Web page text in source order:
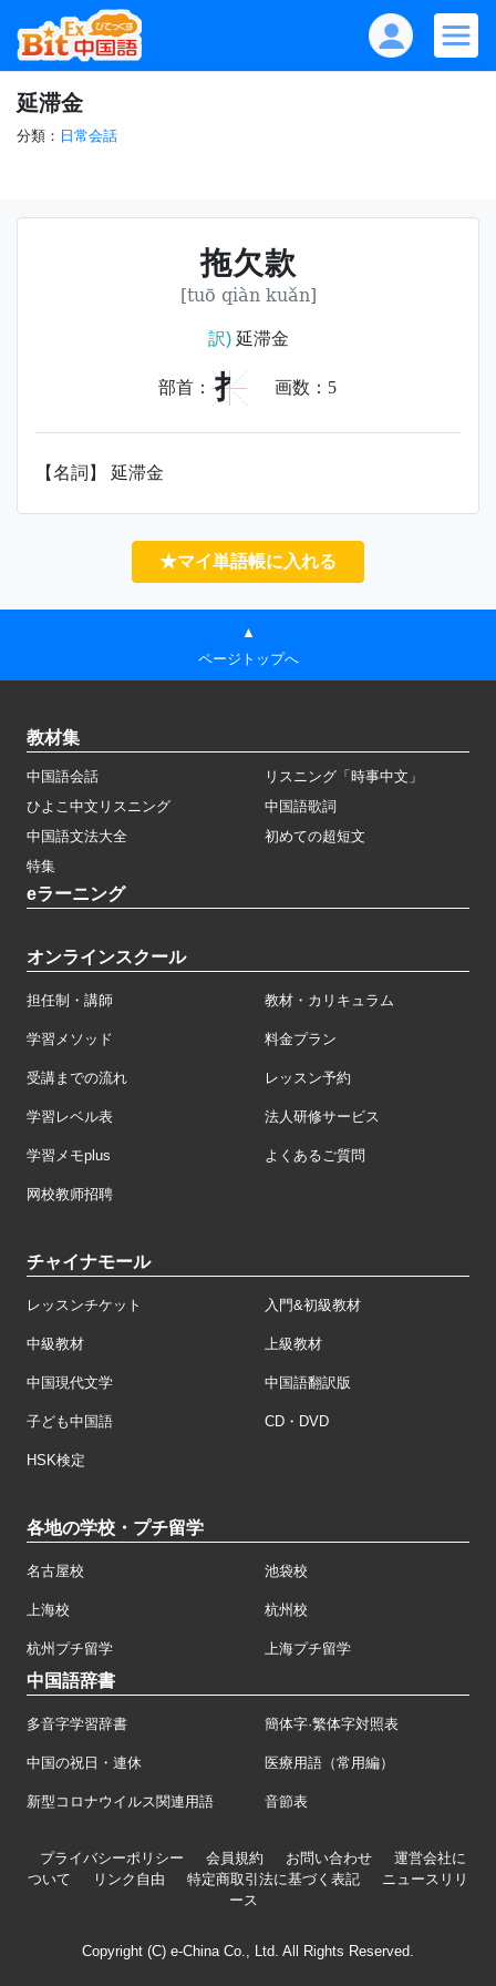
延滞金
分類： 日常会話
拖欠款
[tuō qiàn kuǎn]
訳)延滞金
部首： 扌 画数： 5
【名詞】 延滞金
★マイ単語帳に入れる
▲
ページトップへ
教材集
中国語会話
リスニング「時事中文」
ひよこ中文リスニング
中国語歌詞
中国語文法大全
初めての超短文
特集
eラーニング
オンラインスクール
担任制・講師 教材・カリキュラム
学習メソッド 料金プラン
受講までの流れ レッスン予約
学習レベル表 法人研修サービス
学習メモplus よくあるご質問
网校教师招聘
チャイナモール
レッスンチケット 入門&初級教材
中級教材 上級教材
中国現代文学 中国語翻訳版
子ども中国語 CD・DVD
HSK検定
各地の学校・プチ留学
名古屋校 池袋校
上海校 杭州校
杭州プチ留学 上海プチ留学
中国語辞書
多音字学習辞書 簡体字·繁体字対照表
中国の祝日・連休 医療用語（常用編）
新型コロナウイルス関連用語 音節表
プライバシーポリシー 会員規約 お問い合わせ
運営会社に
ついて
リンク自由 特定商取引法に基づく表記
ニュースリリ
ース
Copyright (C) e-China Co., Ltd. All Rights Reserved.